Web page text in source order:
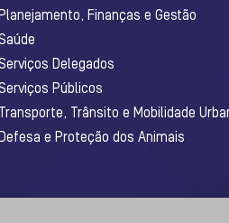
Finanças e Gestão
Delegados
Públicos
Trânsito e Mobilidade
e Proteção dos Animais